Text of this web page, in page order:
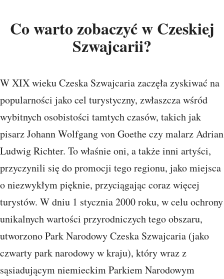
Co warto zobaczyć w Czeskiej
Szwajcarii?
W XIX wieku Czeska Szwajcaria zaczęła zyskiwać na
popularności jako cel turystyczny, zwłaszcza wśród
wybitnych osobistości tamtych czasów, takich jak
pisarz Johann Wolfgang von Goethe czy malarz Adrian
Ludwig Richter. To właśnie oni, a także inni artyści,
przyczynili się do promocji tego regionu, jako miejsca
o niezwykłym pięknie, przyciągając coraz więcej
turystów. W dniu 1 stycznia 2000 roku, w celu ochrony
unikalnych wartości przyrodniczych tego obszaru,
utworzono Park Narodowy Czeska Szwajcaria (jako
czwarty park narodowy w kraju), który wraz z
sąsiadującym niemieckim Parkiem Narodowym